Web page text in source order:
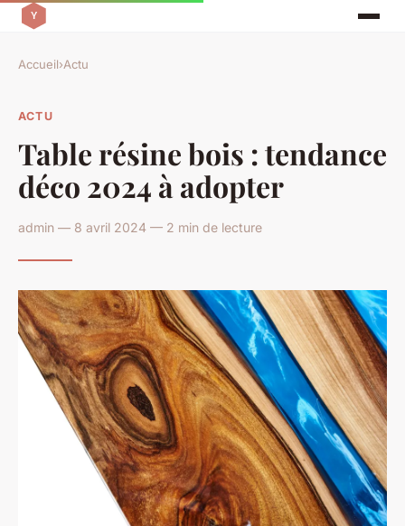
Accueil›Actu
ACTU
Table résine bois : tendance
déco 2024 à adopter
admin — 8 avril 2024 — 2 min de lecture